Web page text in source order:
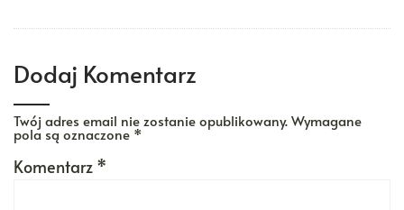
Dodaj Komentarz
Twój adres email nie zostanie opublikowany.Wymagane
pola są oznaczone *
Komentarz *